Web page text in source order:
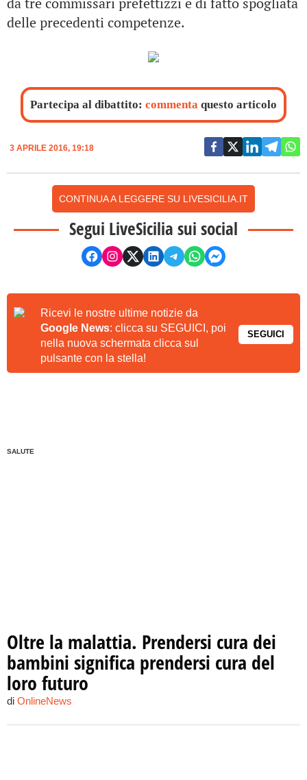
delle precedenti competenze.
Partecipa al dibattito: commenta questo articolo
3 APRILE 2016, 19:18
CONTINUA A LEGGERE SU LIVESICILIA.IT
Segui LiveSicilia sui social
Ricevi le nostre ultime notizie da
Google News: clicca su SEGUICI, poi
nella nuova schermata clicca sul
pulsante con la stella!
SEGUICI
SALUTE
Oltre la malattia. Prendersi cura dei
bambini significa prendersi cura del
loro futuro
di OnlineNews